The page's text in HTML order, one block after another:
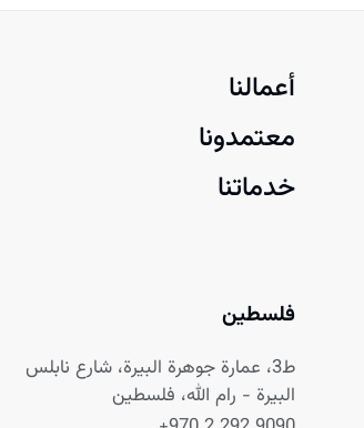
أعمالنا
معتمدونا
خدماتنا
فلسطين
ط3، عمارة جوهرة البيرة، شارع نابلس
البيرة - رام الله، فلسطين